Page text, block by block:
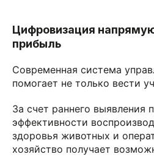
Цифровизация
прибыль
Современная система
помогает не только вести
За счет раннего выявления
эффективности
здоровья животных и
хозяйство получает